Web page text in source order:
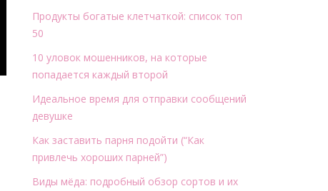
Продукты богатые клетчаткой: список топ
50
10 уловок мошенников, на которые
попадается каждый второй
Идеальное время для отправки сообщений
девушке
Как заставить парня подойти (“Как
привлечь хороших парней”)
Виды мёда: подробный обзор сортов и их